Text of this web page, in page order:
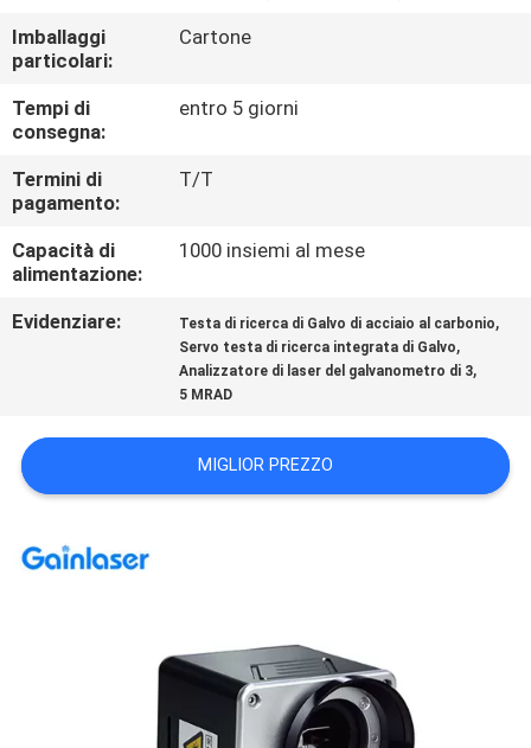
QUALITÀ
CONTATTICI
RICHIEDA
UNA
CITAZIONE
MAPPA
PRIVACY
POLICY
Imballaggi
particolari:
Cartone
Tempi di
consegna:
entro 5 giorni
Termini di
pagamento:
T/T
Capacità di
alimentazione:
1000 insiemi al mese
Evidenziare: Testa di ricerca di Galvo di acciaio al carbonio,
Servo testa di ricerca integrata di Galvo,
Analizzatore di laser del galvanometro di 3,
5 MRAD
MIGLIOR PREZZO